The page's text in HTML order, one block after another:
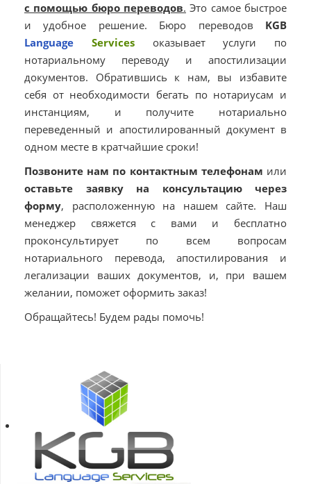
с помощью бюро переводов. Это самое быстрое
и удобное решение. Бюро переводов KGB
Language
Servicesоказывает услуги по
нотариальному переводу и апостилизации
документов. Обратившись к нам, вы избавите
себя от необходимости бегать по нотариусам и
инстанциям, и получите нотариально
переведенный и апостилированный документ в
одном месте в кратчайшие сроки!
Позвоните нам по контактным телефонам или
оставьте заявку на консультацию через
форму, расположенную на нашем сайте. Наш
менеджер свяжется с вами и бесплатно
проконсультирует по всем вопросам
нотариального перевода, апостилирования и
легализации ваших документов, и, при вашем
желании, поможет оформить заказ!
Обращайтесь! Будем рады помочь!